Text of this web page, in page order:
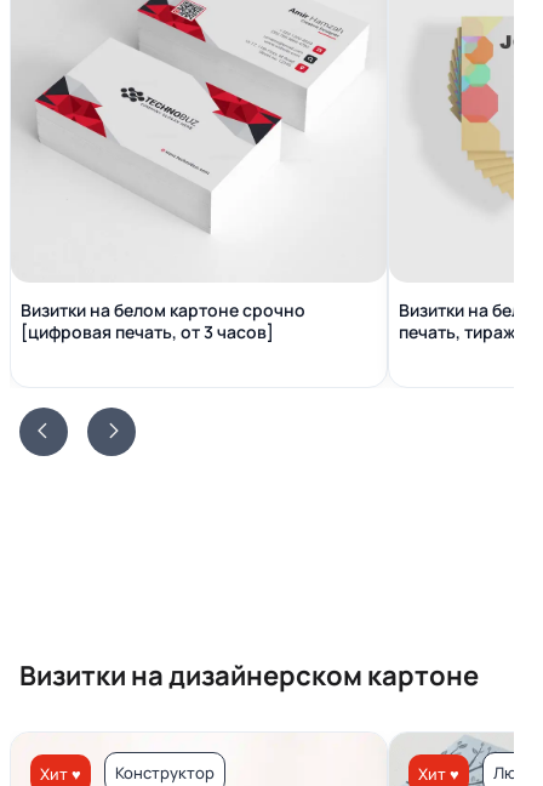
Визитки на белом картоне срочно
[цифровая печать, от 3 часов]
Визитки на
печать, тираж
Визитки на дизайнерском картоне
Хит ♥ Конструктор Хит ♥ Люкс